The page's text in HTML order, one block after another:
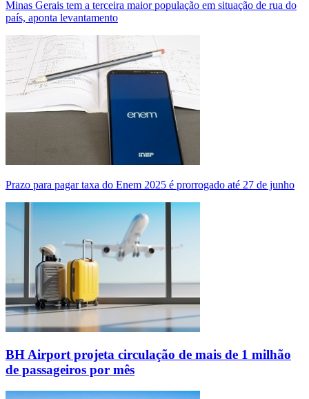
Minas Gerais tem a terceira maior população em situação de rua do
país, aponta levantamento
Prazo para pagar taxa do Enem 2025 é prorrogado até 27 de junho
BH Airport projeta circulação de mais de 1 milhão
de passageiros por mês